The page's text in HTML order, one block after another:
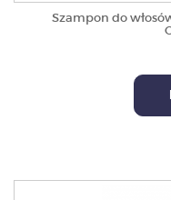
Szampon do